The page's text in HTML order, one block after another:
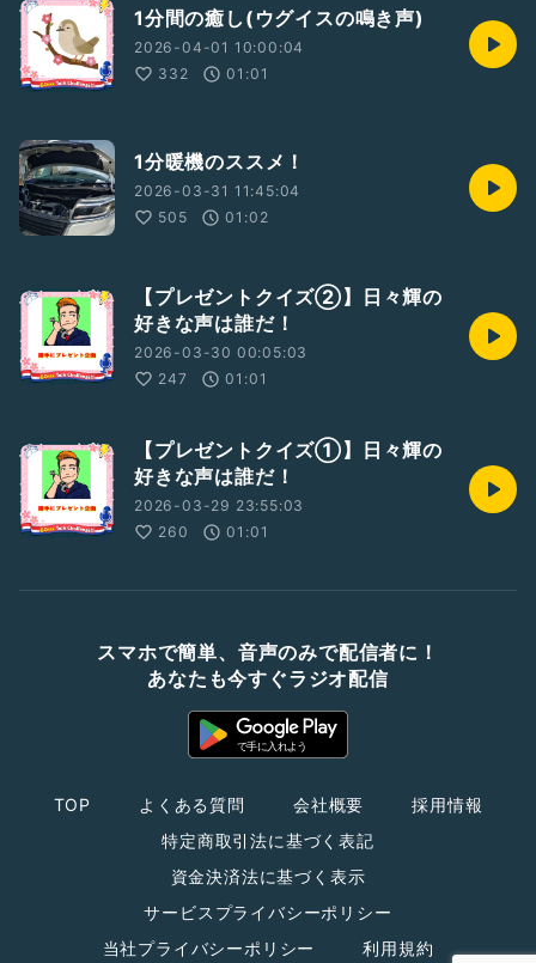
1分間の癒し(ウグイスの鳴き声)
2026-04-01 10:00:04
332
01:01
1分暖機のススメ！
2026-03-31 11:45:04
505
01:02
【プレゼントクイズ②】日々輝の
好きな声は誰だ！
2026-03-30 00:05:03
247
01:01
【プレゼントクイズ①】日々輝の
好きな声は誰だ！
2026-03-29 23:55:03
260
01:01
スマホで簡単、音声のみで配信者に！
あなたも今すぐラジオ配信
TOP よくある質問 会社概要
採用情報
特定商取引法に基づく表記
資金決済法に基づく表示
サービスプライバシーポリシー
当社プライバシーポリシー
利用規約